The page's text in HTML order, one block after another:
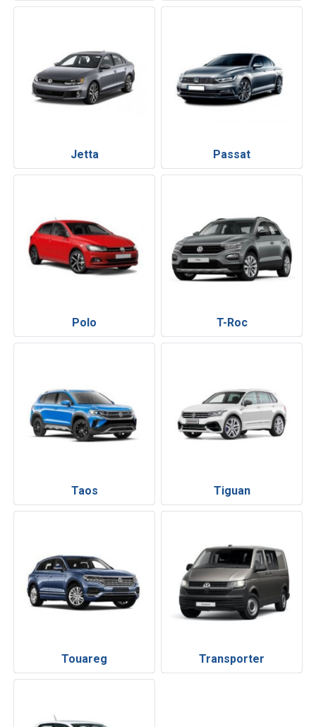
Jetta Passat
Polo T-Roc
Taos Tiguan
Touareg Transporter